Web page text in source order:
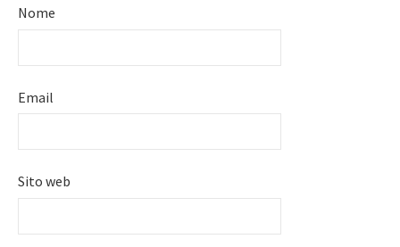
Nome
Email
Sito web